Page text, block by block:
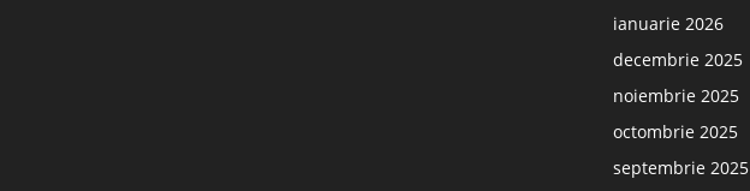
ianuarie 2026
decembrie 2025
noiembrie 2025
octombrie 2025
septembrie 2025